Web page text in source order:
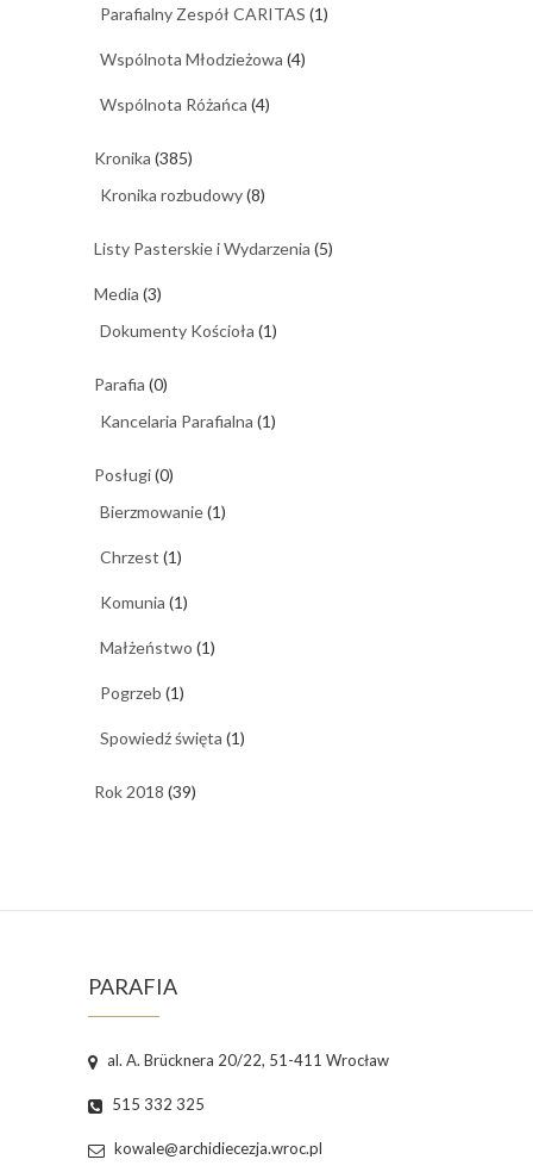
Parafialny Zespół CARITAS (1)
Wspólnota Młodzieżowa (4)
Wspólnota Różańca (4)
Kronika (385)
Kronika rozbudowy(8)
Listy Pasterskie i Wydarzenia (5)
Media (3)
Dokumenty Kościoła (1)
Parafia (0)
Kancelaria Parafialna (1)
Posługi(0)
Bierzmowanie(1)
Chrzest (1)
Komunia (1)
Małżeństwo (1)
Pogrzeb (1)
Spowiedź święta (1)
Rok 2018 (39)
PARAFIA
al. A. Brücknera 20/22, 51-411 Wrocław
515 332 325
kowale@archidiecezja.wroc.pl